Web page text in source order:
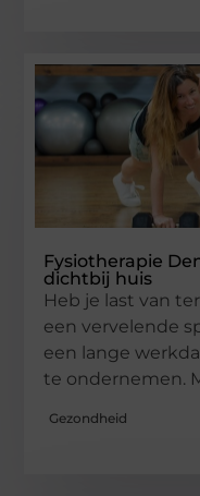
Fysiotherapie
dichtbij huis
Heb je last van
een vervelende
een lange
te ondernemen.
Gezondheid